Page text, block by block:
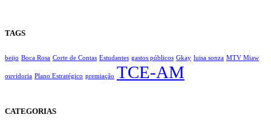
TAGS
beijo Boca Rosa Corte de Contas Estudantes gastos públicos Gkay luisa sonza MTV Miaw
ouvidoria Plano Estratégico premiação TCE-AM
CATEGORIAS